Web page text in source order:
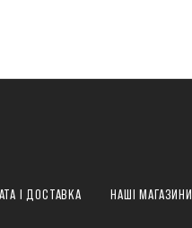
І ДОСТАВКА НАШІ МАГАЗИНИ